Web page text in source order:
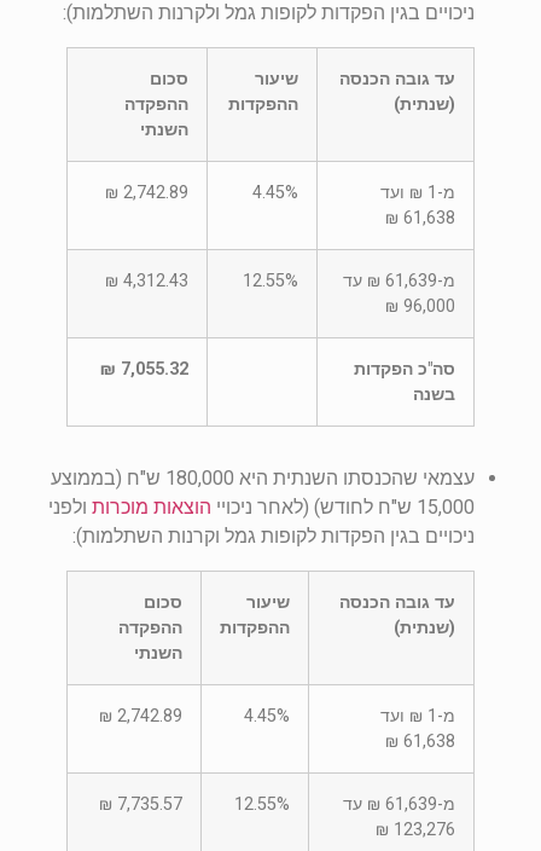
ניכויים בגין הפקדות לקופות גמל ולקרנות השתלמות):
עד גובה הכנסה
(שנתית)
שיעור
ההפקדות
סכום
ההפקדה
השנתי
מ-1 ₪ ועד
61,638 ₪
4.45%
2,742.89 ₪
מ-61,639 ₪ עד
96,000 ₪
12.55%
4,312.43 ₪
סה"כ הפקדות
בשנה
7,055.32 ₪
עצמאי שהכנסתו השנתית היא 180,000 ש"ח (בממוצע
15,000 ש"ח לחודש) (לאחר ניכויי
הוצאות מוכרות ולפני
ניכויים בגין הפקדות לקופות גמל וקרנות השתלמות):
עד גובה הכנסה
(שנתית)
שיעור
ההפקדות
סכום
ההפקדה
השנתי
מ-1 ₪ ועד
61,638 ₪
4.45%
2,742.89 ₪
מ-61,639 ₪ עד
123,276 ₪
12.55%
7,735.57 ₪